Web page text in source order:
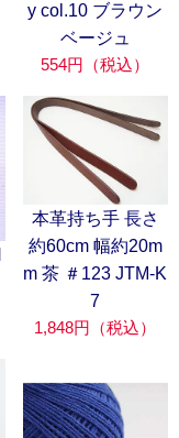
y col.10 ブラウン
ベージュ
554円（税込）
本革持ち手 長さ
約60cm 幅約20m
m 茶 ＃123 JTM-K
7
1,848円（税込）